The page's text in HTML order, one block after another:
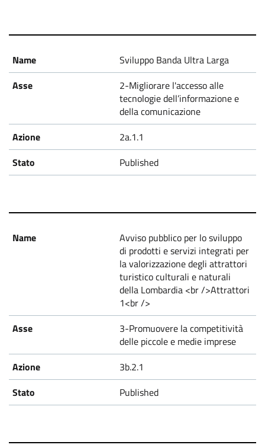
Sviluppo Banda Ultra Larga
2-Migliorare l'accesso alle
tecnologie dell’informazione e
della comunicazione
2a.1.1
Published
Avviso pubblico per lo sviluppo
di prodotti e servizi integrati per
la valorizzazione degli attrattori
turistico culturali e naturali
della Lombardia <br />Attrattori
1<br />
3-Promuovere la competitività
delle piccole e medie imprese
3b.2.1
Published